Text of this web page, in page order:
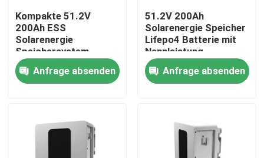
Kompakte 51.2V
200Ah ESS
Solarenergie
Speichersystem
Batterie für optimale
Leistung
Anfrage absenden
51.2V 200Ah
Solarenergie Speicher
Lifepo4 Batterie mit
Nennleistung
10,24KWh 95%DOD
Anfrage absenden